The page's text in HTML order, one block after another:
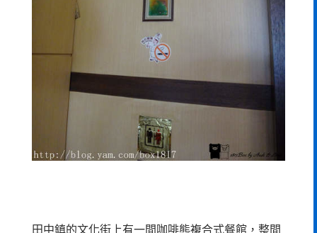
田中鎮的文化街上有一間咖啡熊複合式餐館，整間